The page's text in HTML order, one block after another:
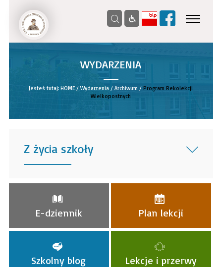
WYDARZENIA
__
Jesteś tutaj:HOME /Wydarzenia /Archiwum /Program Rekolekcji
Wielkopostnych
Z życia szkoły
______
E-dziennik Plan lekcji
Szkolny blog Lekcje i przerwy